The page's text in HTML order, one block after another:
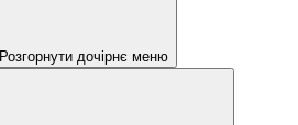
Розгорнути дочірнє меню